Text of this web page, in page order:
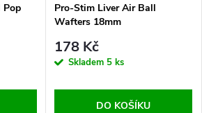
Pop
Pro-Stim Liver Air Ball
Wafters 18mm
178 Kč
Skladem 5 ks
DO KOŠÍKU